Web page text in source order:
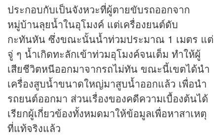
ประกอบกับเป็นจังหวะที่ผู้ตายขับรถออกจาก
หมู่บ้านลุยน้ำในอุโมงค์ แต่เครื่องยนต์ดับ
กะทันหัน ซึ่งขณะนั้นน้ำท่วมประมาณ 1 เมตร แต่
จู่ ๆ น้ำเกิดทะลักเข้าท่วมอุโมงค์จนเต็ม ทำให้ผู้
เสียชีวิตหนีออกมาจากรถไม่ทัน ขณะนี้เขตได้นำ
เครื่องสูบน้ำขนาดใหญ่มาสูบน้ำออกแล้ว เพื่อนำ
รถยนต์ออกมา ส่วนเรื่องของคดีความเบื้องต้นได้
เรียกผู้เกี่ยวข้องทั้งหมดมาให้ข้อมูลเพื่อหาสาเหตุ
ที่แท้จริงแล้ว